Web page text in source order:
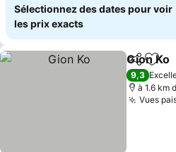
Sélectionnez des dates pour voir
les prix exacts
Partager
Gion Ko
9,3
à 1.6 km
Vues